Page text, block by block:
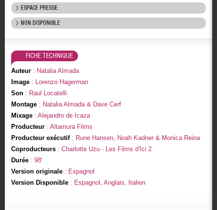
ESPACE PRESSE
NON DISPONIBLE
FICHE TECHNIQUE
Auteur: Natalia Almada
Image: Lorenzo Hagerman
Son: Raul Locatelli
Montage: Natalia Almada & Dave Cerf
Mixage: Alejandro de Icaza
Producteur: Altamura Films
Producteur exécutif: Rune Hansen, Noah Kadner & Monica Reina
Coproducteurs: Charlotte Uzu - Les Films d'Ici 2
Durée: 98'
Version originale: Espagnol
Version Disponible: Espagnol, Anglais, Italien